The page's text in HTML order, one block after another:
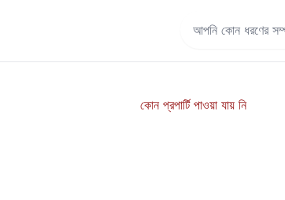
কোন প্রপার্টি পাওয়া যায় নি